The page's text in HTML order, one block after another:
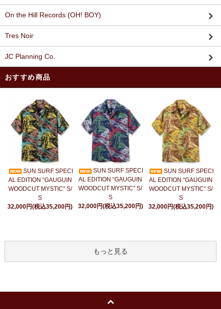
On the Hill Records (OH! BOY)
Tres Noir
JC Planning Co.
おすすめ商品
SUN SURF SPECI
AL EDITION “GAUGUIN
WOODCUT MYSTIC” S/
S
32,000円(税込35,200円)
SUN SURF SPECI
AL EDITION “GAUGUIN
WOODCUT MYSTIC” S/
S
32,000円(税込35,200円)
SUN SURF SPECI
AL EDITION “GAUGUIN
WOODCUT MYSTIC” S/
S
32,000円(税込35,200円)
もっと見る